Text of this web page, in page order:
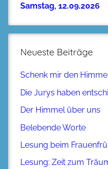
Samstag, 12.09.2026
Neueste Beiträge
Schenk mir den
Die Jurys haben
Der Himmel über uns
Belebende Worte
Lesung beim
Lesung: Zeit zum